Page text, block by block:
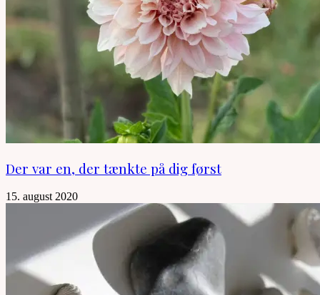
Der var en, der tænkte på dig først
15. august 2020